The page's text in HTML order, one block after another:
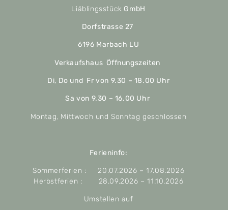
Liäblingsstück GmbH
Dorfstrasse 27
6196 Marbach LU
Verkaufshaus Öffnungszeiten
Di, Do und Fr von 9.30 – 18.00 Uhr
Sa von 9.30 – 16.00 Uhr
Montag, Mittwoch und Sonntag geschlossen
Ferieninfo:
Sommerferien : 20.07.2026 – 17.08.2026
Herbstferien : 28.09.2026 – 11.10.2026
Umstellen auf